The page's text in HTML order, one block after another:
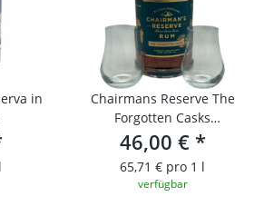
in
Chairmans Reserve The
Forgotten Casks
Geschenkset
46,00 € *
65,71 € pro 1 l
verfügbar